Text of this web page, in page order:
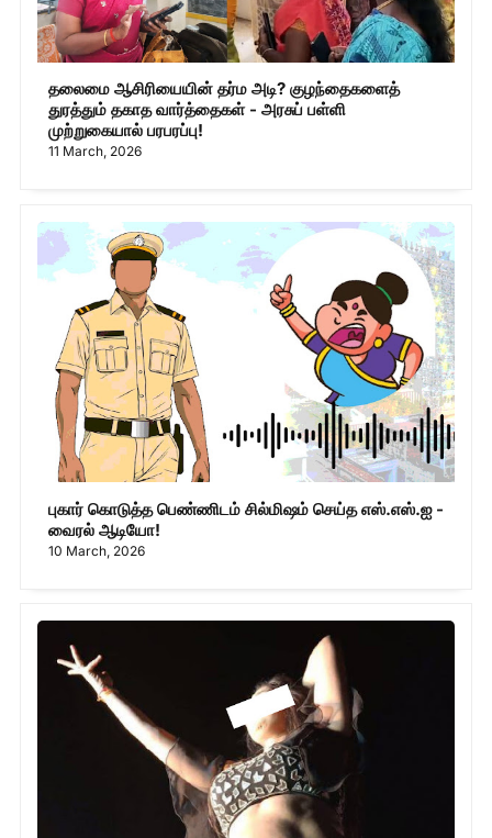
தலைமை ஆசிரியையின் தர்ம அடி? குழந்தைகளைத்
துரத்தும் தகாத வார்த்தைகள் - அரசுப் பள்ளி
முற்றுகையால் பரபரப்பு!
11 March, 2026
புகார் கொடுத்த பெண்ணிடம் சில்மிஷம் செய்த எஸ்.எஸ்.ஐ -
வைரல் ஆடியோ!
10 March, 2026